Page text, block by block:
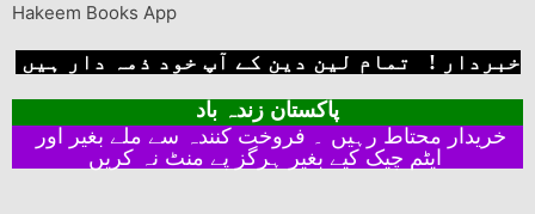
Hakeem Books App
خبردار ! تمام لین دین کے آپ خود ذمہ دار ہیں
پاکستان زندہ باد
ایٹم چیک کیے بغیر ہرگز پے منٹ نہ کریں